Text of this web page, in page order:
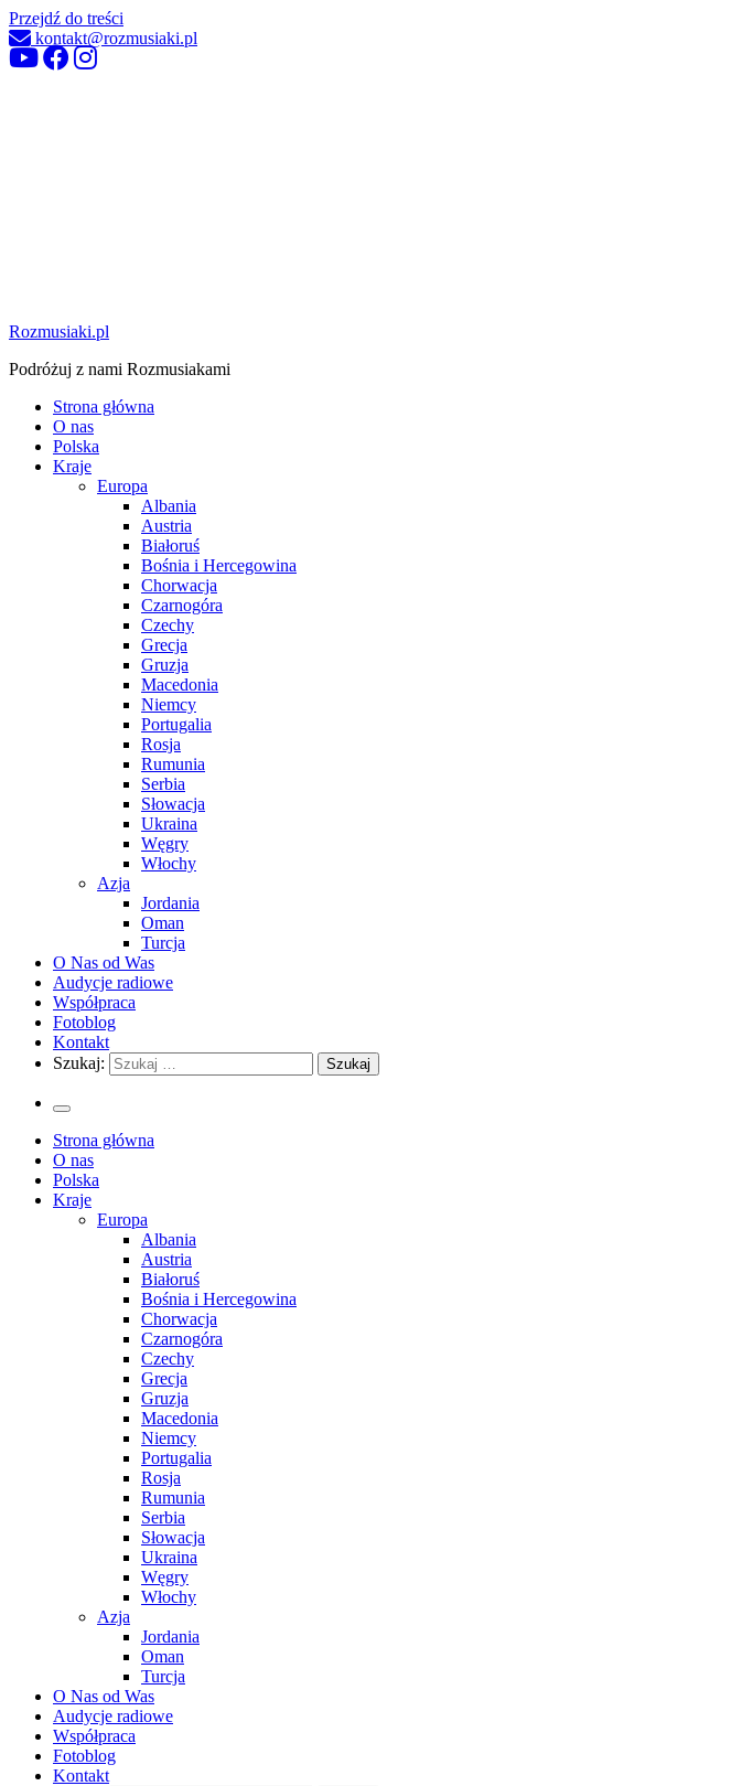
Przejdź do treści
kontakt@rozmusiaki.pl
Rozmusiaki.pl
Podróżuj z nami Rozmusiakami
Strona główna
O nas
Polska
Kraje
Europa
Albania
Austria
Białoruś
Bośnia i Hercegowina
Chorwacja
Czarnogóra
Czechy
Grecja
Gruzja
Macedonia
Niemcy
Portugalia
Rosja
Rumunia
Serbia
Słowacja
Ukraina
Węgry
Włochy
Azja
Jordania
Oman
Turcja
O Nas od Was
Audycje radiowe
Współpraca
Fotoblog
Kontakt
Szukaj:
Strona główna
O nas
Polska
Kraje
Europa
Albania
Austria
Białoruś
Bośnia i Hercegowina
Chorwacja
Czarnogóra
Czechy
Grecja
Gruzja
Macedonia
Niemcy
Portugalia
Rosja
Rumunia
Serbia
Słowacja
Ukraina
Węgry
Włochy
Azja
Jordania
Oman
Turcja
O Nas od Was
Audycje radiowe
Współpraca
Fotoblog
Kontakt